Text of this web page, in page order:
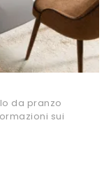
da pranzo
sui